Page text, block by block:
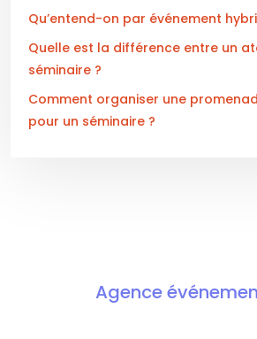
Qu’entend-on par événement
Quelle est la différence entre un
séminaire ?
Comment organiser une
pour un séminaire ?
Agence